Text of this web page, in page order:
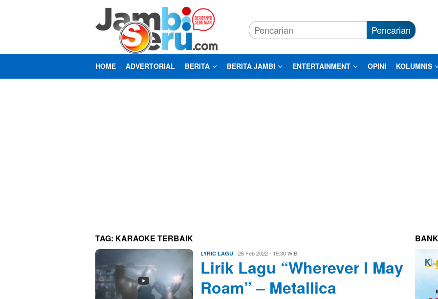
Pencarian
HOME ADVERTORIAL BERITA BERITA JAMBI ENTERTAINMENT OPINI KOLUMNIS
TAG: KARAOKE TERBAIK
LYRIC LAGU Evo
Kusnady
26 Feb 2022 - 19:30 WIB
Lirik Lagu “Wherever I May
Roam” – Metallica